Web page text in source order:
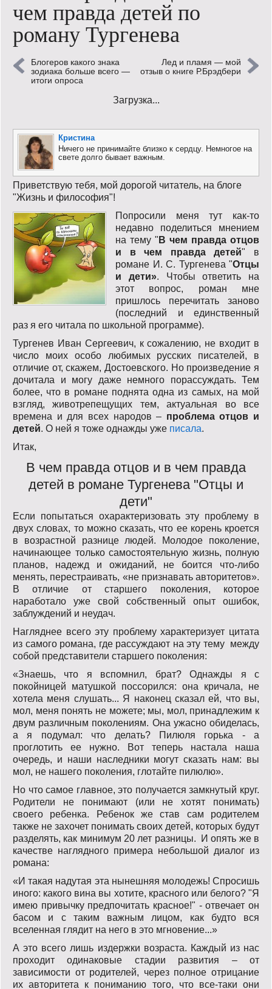
Кинообзор
Книгообзор
Лаконизмы
Риторика
Слово гостям
Философские размышления
Этот огромный мир!
Login
чем правда детей по
роману Тургенева
Блогеров какого знака
зодиака больше всего —
итоги опроса
Лед и пламя — мой
отзыв о книге Р.Брэдбери
Загрузка...
Кристина
Ничего не принимайте близко к сердцу. Немногое на
свете долго бывает важным.
Приветствую тебя, мой дорогой читатель, на блоге
"Жизнь и философия"!
Попросили меня тут как-то
недавно поделиться мнением
на тему " В чем правда отцов
и в чем правда детей" в
романе И. С. Тургенева "Отцы
и дети». Чтобы ответить на
этот вопрос, роман мне
пришлось перечитать заново
(последний и единственный
раз я его читала по школьной программе).
Тургенев Иван Сергеевич, к сожалению, не входит в
число моих особо любимых русских писателей, в
отличие от, скажем, Достоевского. Но произведение я
дочитала и могу даже немного порассуждать. Тем
более, что в романе поднята одна из самых, на мой
взгляд, животрепещущих тем, актуальная во все
времена и для всех народов – проблема отцов и
детей. О ней я тоже однажды уже писала.
Итак,
В чем правда отцов и в чем правда
детей в романе Тургенева "Отцы и
дети"
Если попытаться охарактеризовать эту проблему в
двух словах, то можно сказать, что ее корень кроется
в возрастной разнице людей. Молодое поколение,
начинающее только самостоятельную жизнь, полную
планов, надежд и ожиданий, не боится что-либо
менять, перестраивать, «не признавать авторитетов».
В отличие от старшего поколения, которое
наработало уже свой собственный опыт ошибок,
заблуждений и неудач.
Нагляднее всего эту проблему характеризует цитата
из самого романа, где рассуждают на эту тему между
собой представители старшего поколения:
«Знаешь, что я вспомнил, брат? Однажды я с
покойницей матушкой поссорился: она кричала, не
хотела меня слушать... Я наконец сказал ей, что вы,
мол, меня понять не можете; мы, мол, принадлежим к
двум различным поколениям. Она ужасно обиделась,
а я подумал: что делать? Пилюля горька - а
проглотить ее нужно. Вот теперь настала наша
очередь, и наши наследники могут сказать нам: вы
мол, не нашего поколения, глотайте пилюлю».
Но что самое главное, это получается замкнутый круг.
Родители не понимают (или не хотят понимать)
своего ребенка. Ребенок же став сам родителем
также не захочет понимать своих детей, которых будут
разделять, как минимум 20 лет разницы. И опять же в
качестве наглядного примера небольшой диалог из
романа:
«И такая надутая эта нынешняя молодежь! Спросишь
иного: какого вина вы хотите, красного или белого? "Я
имею привычку предпочитать красное!" - отвечает он
басом и с таким важным лицом, как будто вся
вселенная глядит на него в это мгновение...»
А это всего лишь издержки возраста. Каждый из нас
проходит одинаковые стадии развития – от
зависимости от родителей, через полное отрицание
их авторитета к пониманию того, что все-таки они